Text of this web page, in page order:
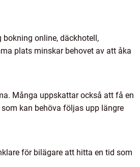
online, däckhotell,
plats minskar behovet av att åka
Många uppskattar också att få en
kan behöva följas upp längre
för bilägare att hitta en tid som